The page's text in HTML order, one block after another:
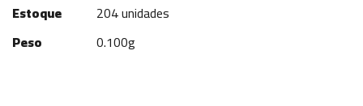
Estoque
204 unidades
Peso
0.100g